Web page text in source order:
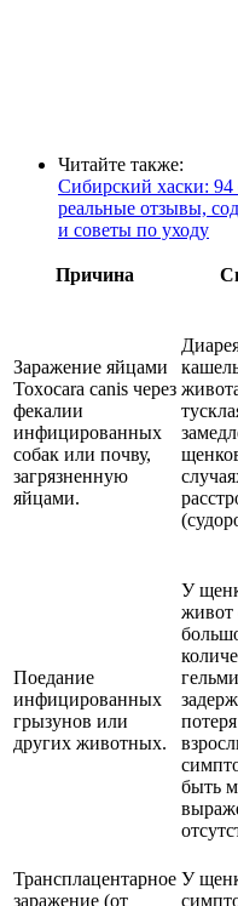
Читайте также:
Сибирский хаски: 94
реальные отзывы,
и советы по уходу
Причина
Заражение яйцами
Toxocara canis через
фекалии
инфицированных
собак или почву,
загрязненную
яйцами.
Поедание
инфицированных
грызунов или
других животных.
У
живот
быть
Трансплацентарное
заражение (от
У